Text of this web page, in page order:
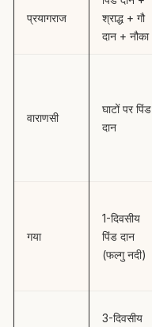
प्रयागराज
श्राद्ध + गौ
दान + नौका
वाराणसी
घाटों पर पिंड
दान
गया
1-दिवसीय
पिंड दान
(फल्गु नदी)
3-दिवसीय